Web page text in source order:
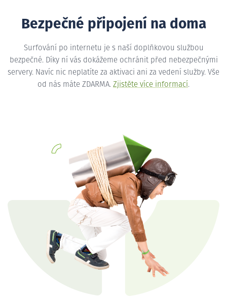
Bezpečné připojení na doma
Surfování po internetu je s naší doplňkovou službou
bezpečné. Díky ní vás dokážeme ochránit před nebezpečnými
servery. Navíc nic neplatíte za aktivaci ani za vedení služby. Vše
od nás máte ZDARMA. Zjistěte více informací.